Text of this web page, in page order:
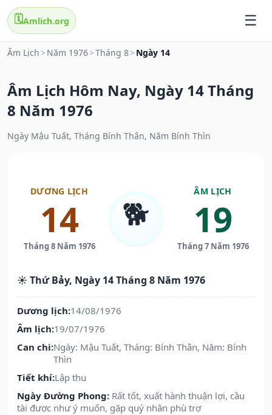
🗓️Amlich.org
Âm Lịch > Năm 1976>Tháng 8> Ngày 14
Âm Lịch Hôm Nay, Ngày 14 Tháng
8 Năm 1976
Ngày Mậu Tuất, Tháng Bính Thân, Năm Bính Thìn
DƯƠNG LỊCH
14
Tháng 8 Năm 1976
🐕
ÂM LỊCH
19
Tháng 7 Năm 1976
☀️ Thứ Bảy, Ngày 14 Tháng 8 Năm 1976
Dương lịch:14/08/1976
Âm lịch:19/07/1976
Can chi:Ngày: Mậu Tuất, Tháng: Bính Thân, Năm: Bính
Thìn
Tiết khí:Lập thu
Ngày Đường Phong: Rất tốt, xuất hành thuận lợi, cầu
tài được như ý muốn, gặp quý nhân phù trợ